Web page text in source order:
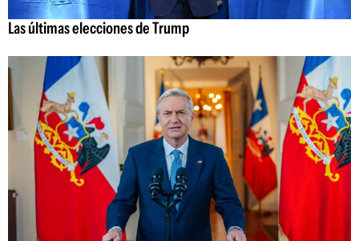
Las últimas elecciones de Trump